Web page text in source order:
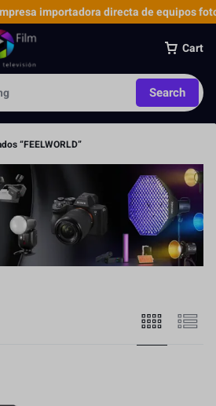
importadora directa de equipos
Cart
Search
“FEELWORLD”